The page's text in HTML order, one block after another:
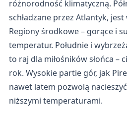
różnorodność klimatyczną.
schładzane przez Atlantyk,
Regiony środkowe – gorące i
temperatur. Południe i
to raj dla miłośników słońca –
rok. Wysokie partie gór, jak
nawet latem pozwolą
niższymi temperaturami.